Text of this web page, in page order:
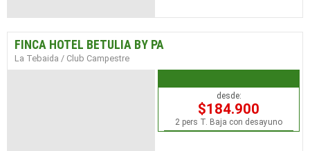
FINCA HOTEL BETULIA BY PA
La Tebaida / Club Campestre
desde:
$184.900
2 pers T. Baja con desayuno